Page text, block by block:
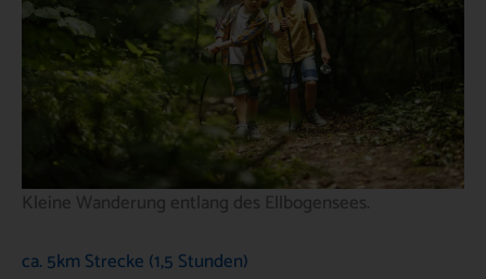
Kleine Wanderung entlang des Ellbogensees.
ca. 5km Strecke (1,5 Stunden)